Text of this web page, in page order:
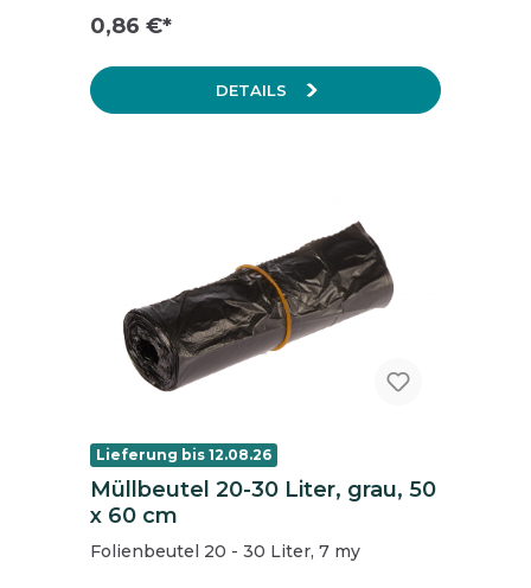
0,86 €*
DETAILS
Lieferung bis 12.08.26
Müllbeutel 20-30 Liter, grau, 50
x 60 cm
Folienbeutel 20 - 30 Liter, 7 my